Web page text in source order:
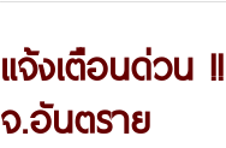
แจ้งเตือนด่วน
จ.อันตราย